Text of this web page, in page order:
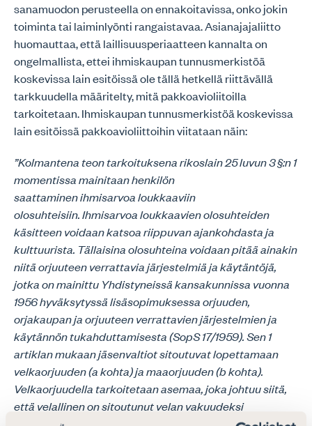
sanamuodon perusteella on ennakoitavissa, onko jokin
toiminta tai laiminlyönti rangaistavaa. Asianajajaliitto
huomauttaa, että laillisuusperiaatteen kannalta on
ongelmallista, ettei ihmiskaupan tunnusmerkistöä
koskevissa lain esitöissä ole tällä hetkellä riittävällä
tarkkuudella määritelty, mitä pakkoavioliitoilla
tarkoitetaan. Ihmiskaupan tunnusmerkistöä koskevissa
lain esitöissä pakkoavioliittoihin viitataan näin:
”Kolmantena teon tarkoituksena rikoslain 25 luvun 3 §:n 1
momentissa mainitaan henkilön
saattaminen ihmisarvoa loukkaaviin
olosuhteisiin. Ihmisarvoa loukkaavien olosuhteiden
käsitteen voidaan katsoa riippuvan ajankohdasta ja
kulttuurista. Tällaisina olosuhteina voidaan pitää ainakin
niitä orjuuteen verrattavia järjestelmiä ja käytäntöjä,
jotka on mainittu Yhdistyneissä kansakunnissa vuonna
1956 hyväksytyssä lisäsopimuksessa orjuuden,
orjakaupan ja orjuuteen verrattavien järjestelmien ja
käytännön tukahduttamisesta (SopS 17/1959). Sen 1
artiklan mukaan jäsenvaltiot sitoutuvat lopettamaan
velkaorjuuden (a kohta) ja maaorjuuden (b kohta).
Velkaorjuudella tarkoitetaan asemaa, joka johtuu siitä,
että velallinen on sitoutunut velan vakuudeksi